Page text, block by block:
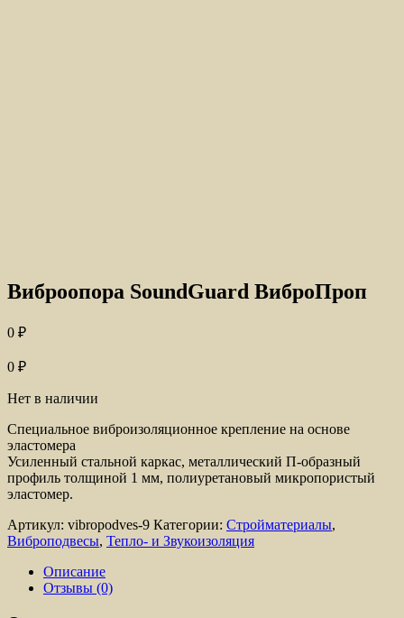
Виброопора SoundGuard ВиброПроп
0 ₽
0 ₽
Нет в наличии
Специальное виброизоляционное крепление на основе
эластомера
Усиленный стальной каркас, металлический П-образный
профиль толщиной 1 мм, полиуретановый микропористый
эластомер.
Артикул: vibropodves-9 Категории: Стройматериалы,
Виброподвесы, Тепло- и Звукоизоляция
Описание
Отзывы (0)